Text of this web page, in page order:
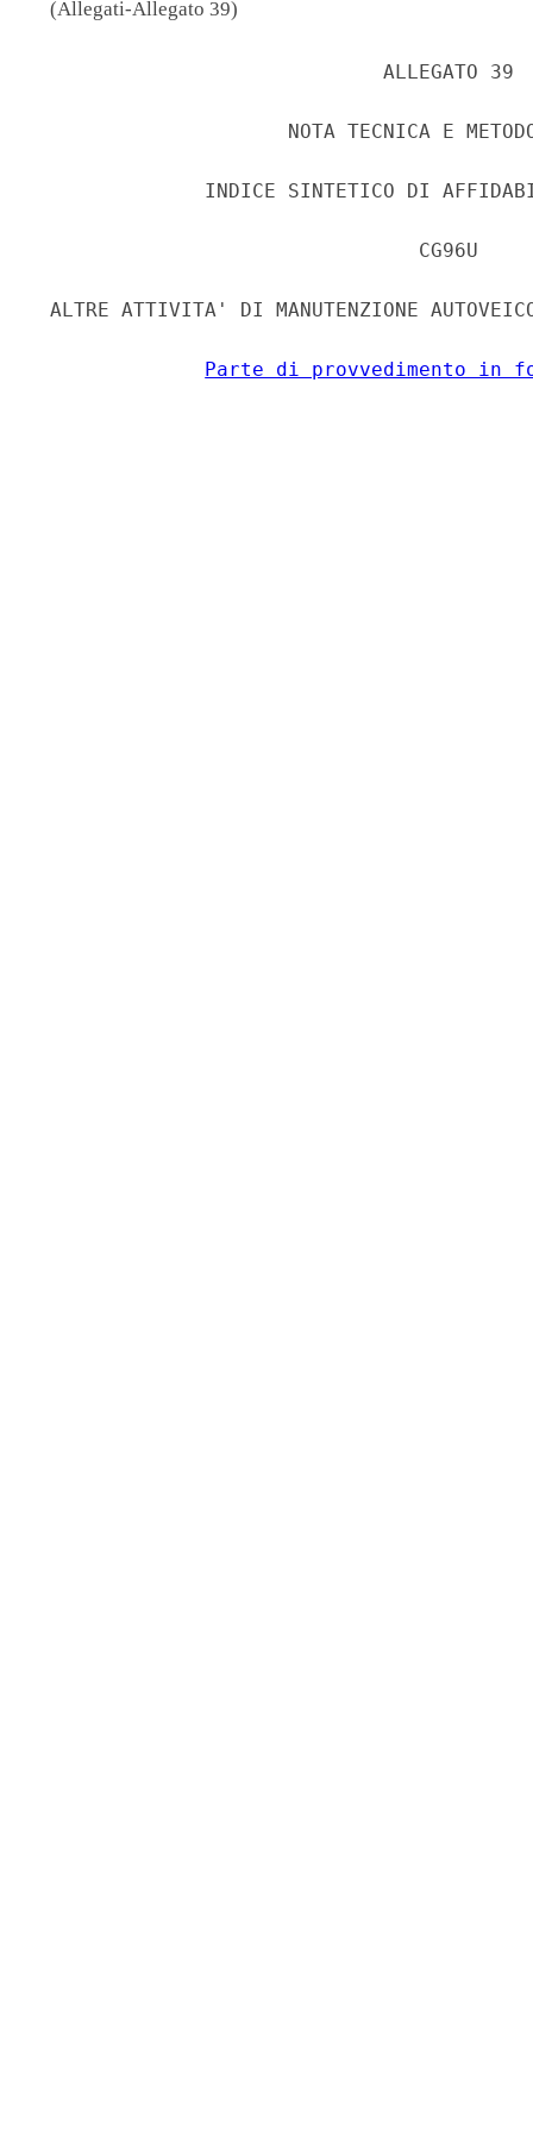
(Allegati-Allegato 39)
                             ALLEGATO 39
NOTA TECNICA E
INDICE SINTETICO DI
                                CG96U
ALTRE ATTIVITA' DI MANUTENZIONE
Parte di provvedimento in